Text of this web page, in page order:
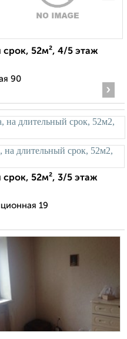
срок, 52м², 4/5 этаж
90
›
срок, 52м², 3/5 этаж
19